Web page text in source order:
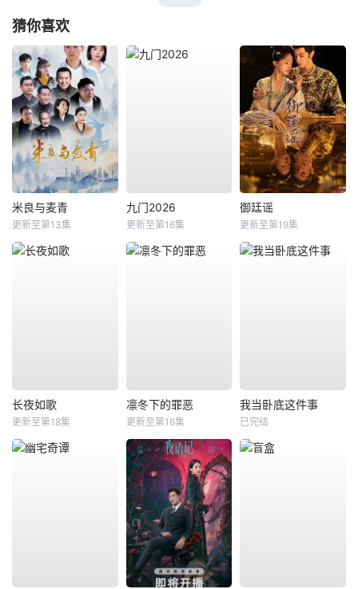
猜你喜欢
米良与麦青
更新至第13集
九门2026
更新至第16集
御廷谣
更新至第19集
长夜如歌
更新至第18集
凛冬下的罪恶
更新至第16集
我当卧底这件事
已完结